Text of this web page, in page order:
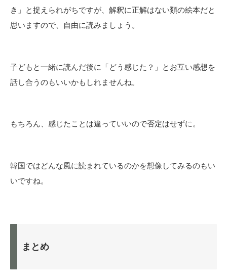
き」と捉えられがちですが、解釈に正解はない類の絵本だと
思いますので、自由に読みましょう。
子どもと一緒に読んだ後に「どう感じた？」とお互い感想を
話し合うのもいいかもしれませんね。
もちろん、感じたことは違っていいので否定はせずに。
韓国ではどんな風に読まれているのかを想像してみるのもい
いですね。
まとめ